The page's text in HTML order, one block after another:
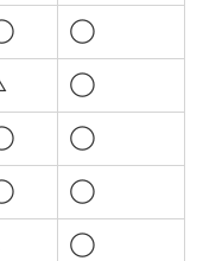
◯
◯
◯
◯
◯